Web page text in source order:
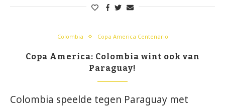
Colombia Copa America Centenario
Copa America: Colombia wint ook van
Paraguay!
Colombia speelde tegen Paraguay met